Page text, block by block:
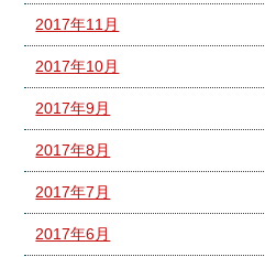
2017年11月
2017年10月
2017年9月
2017年8月
2017年7月
2017年6月